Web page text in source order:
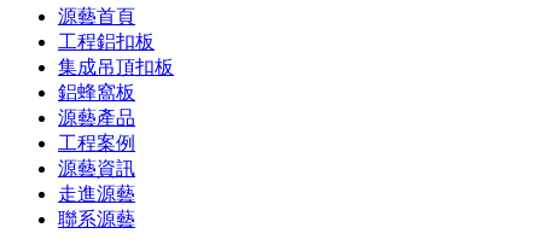
源藝首頁
工程鋁扣板
集成吊頂扣板
鋁蜂窩板
源藝產品
工程案例
源藝資訊
走進源藝
聯系源藝